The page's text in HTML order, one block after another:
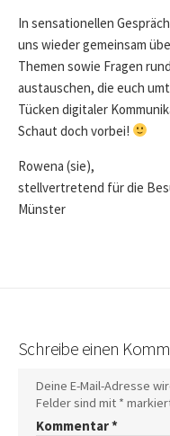
In sensationellen
uns wieder gemeinsam
Themen sowie Fragen
austauschen, die euch
Tücken digitaler
Schaut doch vorbei!
Rowena (sie),
stellvertretend für die
Münster
Schreibe einen
Deine E-Mail-Adresse
Felder sind mit *
Kommentar*